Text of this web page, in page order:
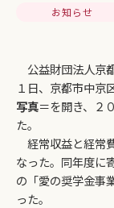
お知らせ
公益財団法人京
１日、京都市中京
写真＝を開き、２
た。
経常収益と経常
なった。同年度に
の「愛の奨学金事
った。